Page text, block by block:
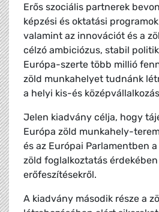
Erős szociális partnerek
képzési és oktatási
valamint az innovációt és a
célzó ambiciózus, stabil
Európa-szerte több millió
zöld munkahelyet tudnánk
a helyi kis-és
Jelen kiadvány célja, hogy
Európa zöld munkahely-
és az Európai Parlamentben
zöld foglalkoztatás
erőfeszítésekről.
A kiadvány második része a